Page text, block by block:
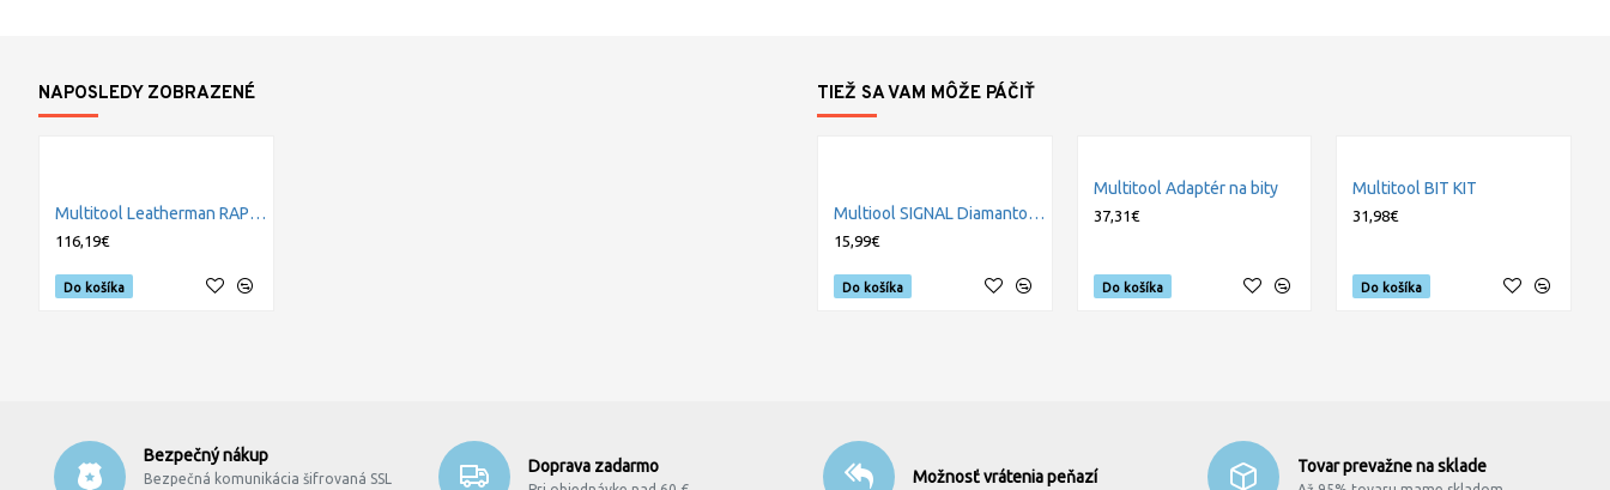
NAPOSLEDY ZOBRAZENÉ
Multitool Leatherman RAPTOR BLUE/YELLOW
116,19€
Do košíka
TIEŽ SA VAM MÔŽE PÁČIŤ
Multiool SIGNAL Diamantový brousek
15,99€
Do košíka
Multitool Adaptér na bity
37,31€
Do košíka
Multitool BIT KIT
31,98€
Do košíka
Bezpečný nákup
Bezpečná komunikácia šifrovaná SSL
Doprava zadarmo
Možnosť vrátenia peňazí
Tovar prevažne na sklade